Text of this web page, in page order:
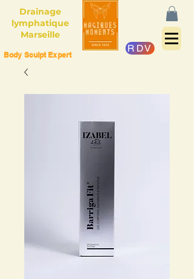
Body Sculpt Expert
Drainage
lymphatique
Marseille
RDV